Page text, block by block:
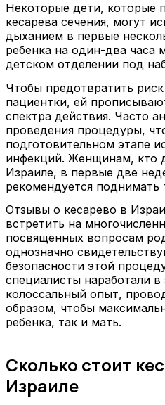
Некоторые дети, которые
кесарева сечения, могут
дыханием в первые
ребенка на один-два часа
детском отделении под
Чтобы предотвратить
пациентки, ей
спектра действия. Часто
проведения процедуры,
подготовительном этапе
инфекций. Женщинам, кто
Израиле, в первые две
рекомендуется поднимать
Отзывы о кесарево в
встретить на
посвященных вопросам
однозначно
безопасности этой
специалисты наработали
колоссальный опыт,
образом, чтобы
ребенка, так и мать.
Сколько стоит
Израиле